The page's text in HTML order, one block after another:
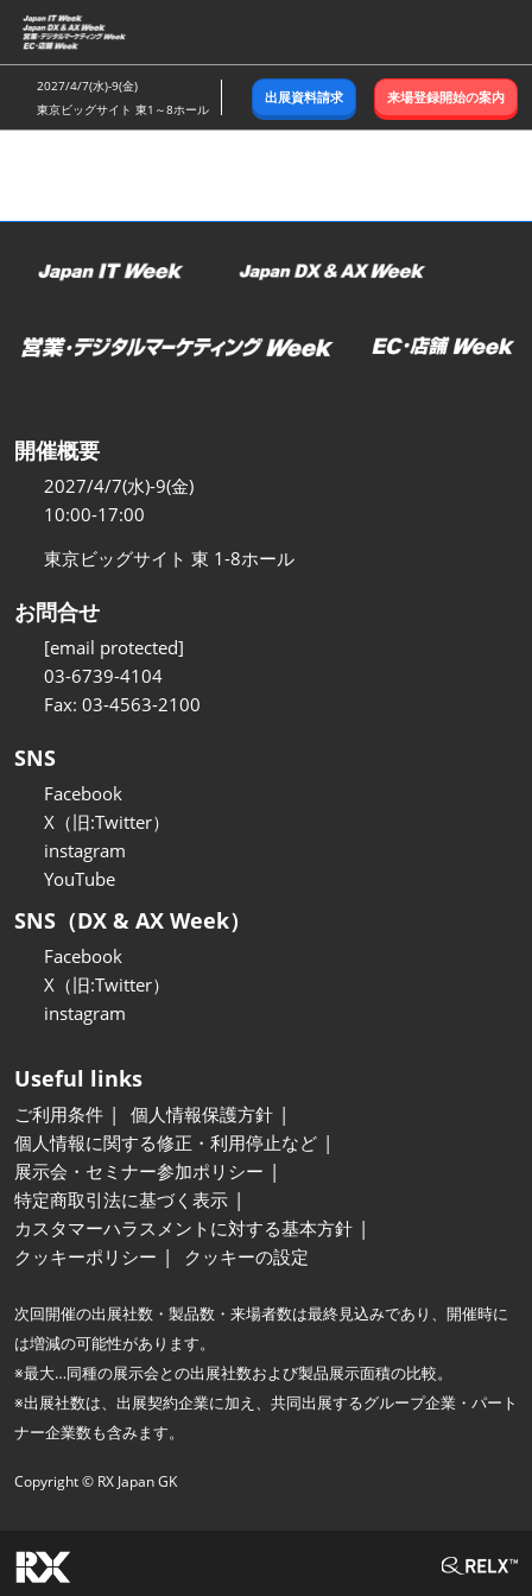
ス
キ
ッ
し
む
2027/4/7(水)-9(金)
東京ビッグサイト 東1～8ホール
出展資料請求 来場登録開始の案内
開催概要
2027/4/7(水)-9(金)
10:00-17:00
東京ビッグサイト 東 1-8ホール
お問合せ
[email protected]
03-6739-4104
Fax: 03-4563-2100
SNS
Facebook
X（旧:Twitter）
instagram
YouTube
SNS（DX & AX Week）
Facebook
X（旧:Twitter）
instagram
Useful links
ご利用条件
個人情報保護方針
個人情報に関する修正・利用停止など
展示会・セミナー参加ポリシー
特定商取引法に基づく表示
カスタマーハラスメントに対する基本方針
クッキーポリシー
クッキーの設定
次回開催の出展社数・製品数・来場者数は最終見込みであり、開催時に
は増減の可能性があります。
※最大…同種の展示会との出展社数および製品展示面積の比較。
※出展社数は、出展契約企業に加え、共同出展するグループ企業・パート
ナー企業数も含みます。
Copyright © RX Japan GK